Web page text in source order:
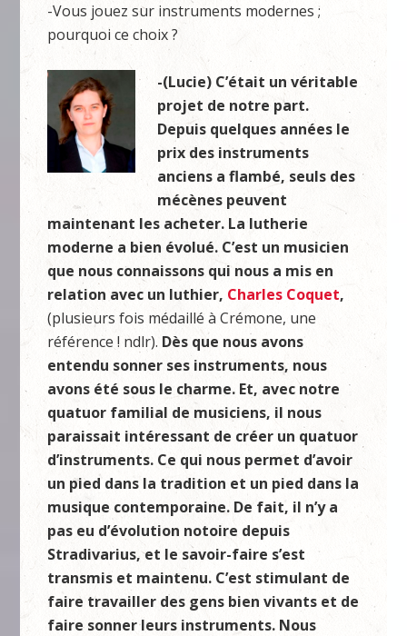
-Vous jouez sur instruments modernes ;
pourquoi ce choix ?
-(Lucie) C’était un véritable
projet de notre part.
Depuis quelques années le
prix des instruments
anciens a flambé, seuls des
mécènes peuvent
maintenant les acheter. La lutherie
moderne a bien évolué. C’est un musicien
que nous connaissons qui nous a mis en
relation avec un luthier, Charles Coquet,
(plusieurs fois médaillé à Crémone, une
référence ! ndlr). Dès que nous avons
entendu sonner ses instruments, nous
avons été sous le charme. Et, avec notre
quatuor familial de musiciens, il nous
paraissait intéressant de créer un quatuor
d’instruments. Ce qui nous permet d’avoir
un pied dans la tradition et un pied dans la
musique contemporaine. De fait, il n’y a
pas eu d’évolution notoire depuis
Stradivarius, et le savoir-faire s’est
transmis et maintenu. C’est stimulant de
faire travailler des gens bien vivants et de
faire sonner leurs instruments. Nous